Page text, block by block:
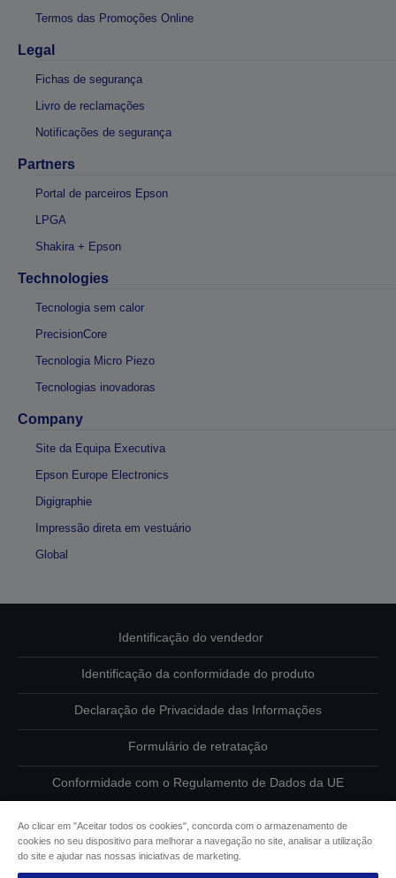
Termos das Promoções Online
Legal
Fichas de segurança
Livro de reclamações
Notificações de segurança
Partners
Portal de parceiros Epson
LPGA
Shakira + Epson
Technologies
Tecnologia sem calor
PrecisionCore
Tecnologia Micro Piezo
Tecnologias inovadoras
Company
Site da Equipa Executiva
Epson Europe Electronics
Digigraphie
Impressão direta em vestuário
Global
Identificação do vendedor
Identificação da conformidade do produto
Declaração de Privacidade das Informações
Formulário de retratação
Conformidade com o Regulamento de Dados da UE
Informações sobre cookies
Ao clicar em "Aceitar todos os cookies", concorda com o armazenamento de
cookies no seu dispositivo para melhorar a navegação no site, analisar a utilização
do site e ajudar nas nossas iniciativas de marketing.